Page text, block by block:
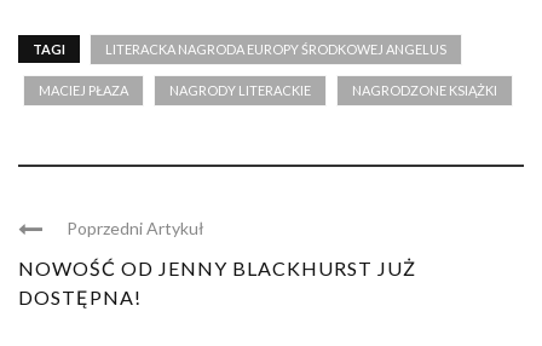
TAGI LITERACKA NAGRODA EUROPY ŚRODKOWEJ ANGELUS
MACIEJ PŁAZA NAGRODY LITERACKIE NAGRODZONE KSIĄŻKI
Poprzedni Artykuł
NOWOŚĆ OD JENNY BLACKHURST JUŻ
DOSTĘPNA!